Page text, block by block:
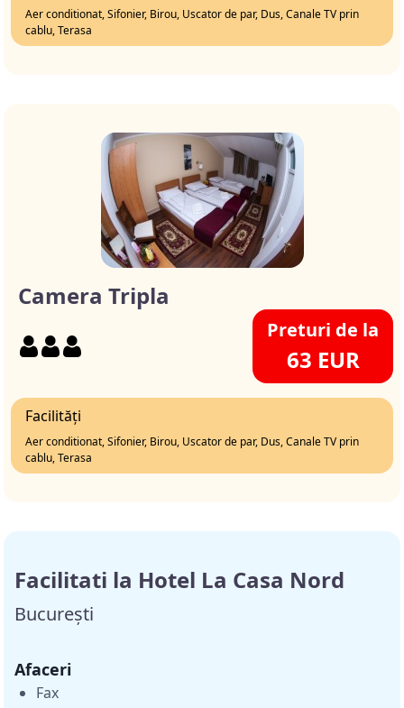
Aer conditionat, Sifonier, Birou, Uscator de par, Dus, Canale TV prin
cablu, Terasa
Camera Tripla
Preturi de la
63 EUR
Facilități
Aer conditionat, Sifonier, Birou, Uscator de par, Dus, Canale TV prin
cablu, Terasa
Facilitati la Hotel La Casa Nord
București
Afaceri
Fax